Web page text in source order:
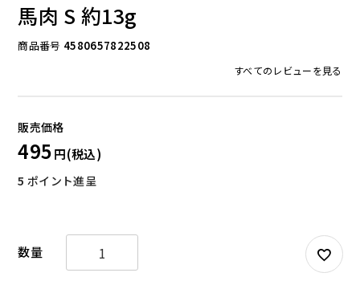
お試しセット
馬肉 S 約13g
商品番号 4580657822508
すべてのレビューを見る
495
5 ポイント進呈